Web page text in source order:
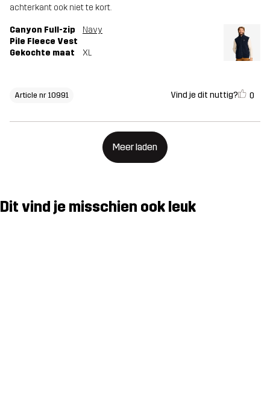
achterkant ook niet te kort.
Canyon Full-zip
Pile Fleece Vest
Navy
Gekochte maat XL
Article nr 10991 Vind je dit nuttig? 0
Meer laden
Dit vind je misschien ook leuk